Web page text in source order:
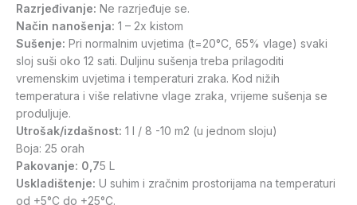
Razrjeđivanje: Ne razrjeđuje se.
Način nanošenja: 1 – 2x kistom
Sušenje: Pri normalnim uvjetima (t=20°C, 65% vlage) svaki
sloj suši oko 12 sati. Duljinu sušenja treba prilagoditi
vremenskim uvjetima i temperaturi zraka. Kod nižih
temperatura i više relativne vlage zraka, vrijeme sušenja se
produljuje.
Utrošak/izdašnost: 1 l / 8 -10 m2 (u jednom sloju)
Boja: 25 orah
Pakovanje: 0,75 L
Uskladištenje: U suhim i zračnim prostorijama na temperaturi
od +5°C do +25°C.